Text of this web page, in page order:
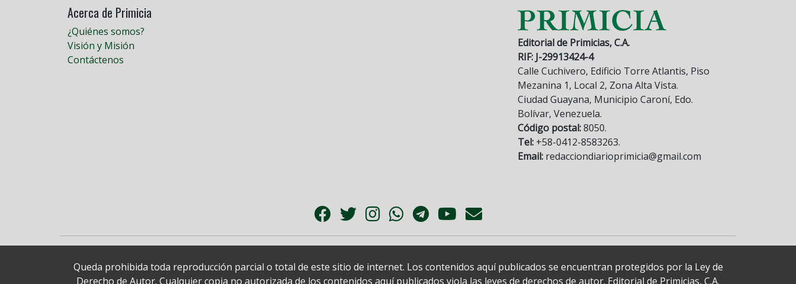
Acerca de Primicia
¿Quiénes somos?
Visión y Misión
Contáctenos
Editorial de Primicias, C.A.
RIF: J-29913424-4
Calle Cuchivero, Edificio Torre Atlantis, Piso
Mezanina 1, Local 2, Zona Alta Vista.
Ciudad Guayana, Municipio Caroní, Edo.
Bolívar, Venezuela.
Código postal:8050.
Tel: +58-0412-8583263.
Email: redacciondiarioprimicia@gmail.com
Queda prohibida toda reproducción parcial o total de este sitio de internet. Los contenidos aquí publicados se encuentran protegidos por la Ley de
Derecho de Autor. Cualquier copia no autorizada de los contenidos aquí publicados viola las leyes de derechos de autor. Editorial de Primicias, C.A.